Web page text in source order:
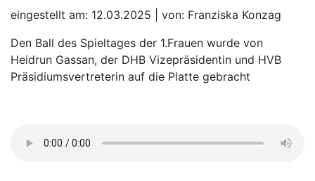
eingestellt am: 12.03.2025 | von: Franziska Konzag
Den Ball des Spieltages der 1.Frauen wurde von
Heidrun Gassan, der DHB Vizepräsidentin und HVB
Präsidiumsvertreterin auf die Platte gebracht